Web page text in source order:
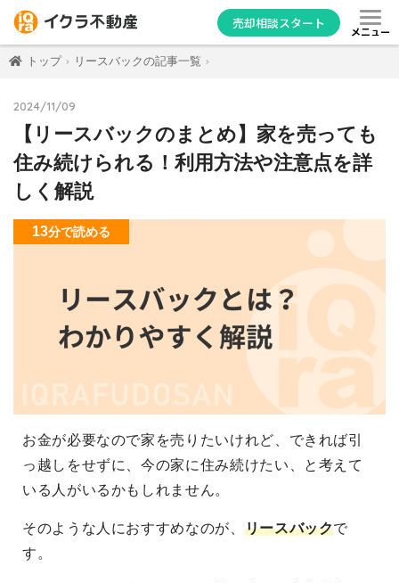
売却相談スタート
メニュー
トップ リースバックの記事一覧
2024/11/09
【リースバックのまとめ】家を売っても
住み続けられる！利用方法や注意点を詳
しく解説
13分で読める
お金が必要なので家を売りたいけれど、できれば引
っ越しをせずに、今の家に住み続けたい、と考えて
いる人がいるかもしれません。
そのような人におすすめなのが、 リースバックで
す。